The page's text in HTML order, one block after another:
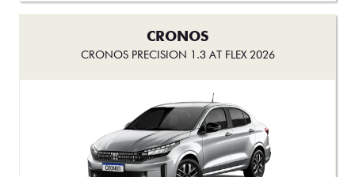
CRONOS
CRONOS PRECISION 1.3 AT FLEX 2026